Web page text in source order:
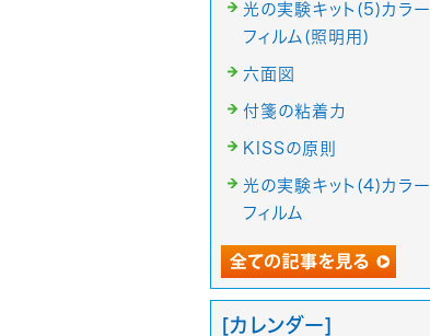
光の実験キット(5)カラー
フィルム(照明用)
六面図
付箋の粘着力
KISSの原則
光の実験キット(4)カラー
フィルム
[カレンダー]